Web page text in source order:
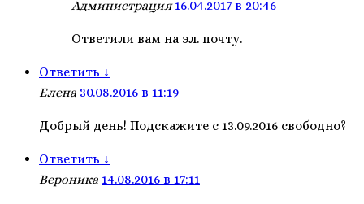
Администрация16.04.2017 в 20:46
Ответили вам на эл. почту.
Ответить ↓
Елена 30.08.2016 в 11:19
Добрый день! Подскажите с 13.09.2016 свободно?
Ответить ↓
Вероника 14.08.2016 в 17:11